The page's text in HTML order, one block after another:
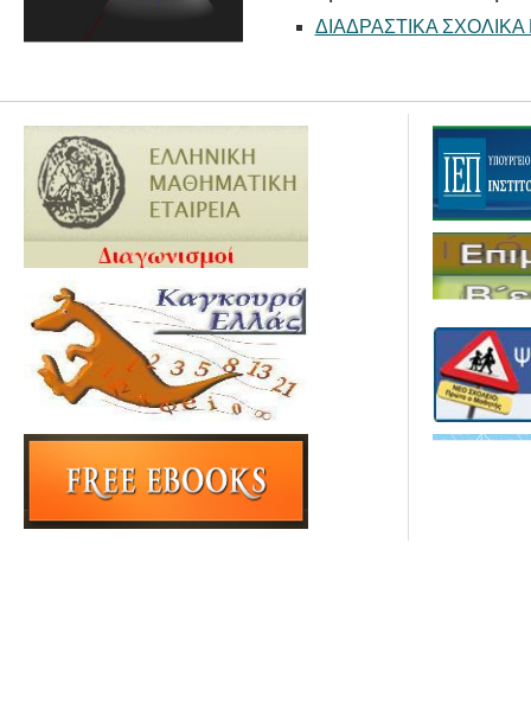
ΔΙΑΔΡΑΣΤΙΚΑ ΣΧΟΛΙΚΑ